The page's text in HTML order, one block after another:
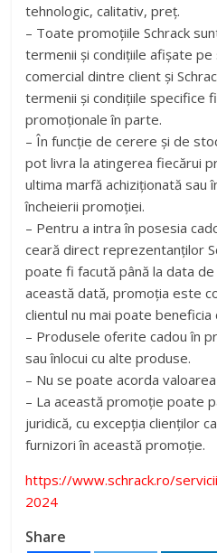
tehnologic, calitativ, preț.
– Toate promoţiile Schrack
termenii şi condiţiile afişate
comercial dintre client şi
termenii şi condiţiile specifice
promoţionale în parte.
– În funcție de cerere şi de
pot livra la atingerea fiecărui
ultima marfă achiziționată sau
încheierii promoţiei.
– Pentru a intra în posesia
ceară direct reprezentanţilor
poate fi facută până la data
această dată, promoţia este
clientul nu mai poate
– Produsele oferite cadou în
sau înlocui cu alte produse.
– Nu se poate acorda
– La această promoţie poate
juridică, cu excepția clienților
furnizori în această promoție.
https://www.schrack.ro/
2024
Share